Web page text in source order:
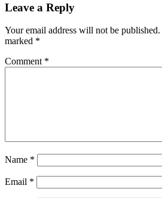
Leave a Reply
Your email address will not be published.
marked *
Comment *
Name *
Email *